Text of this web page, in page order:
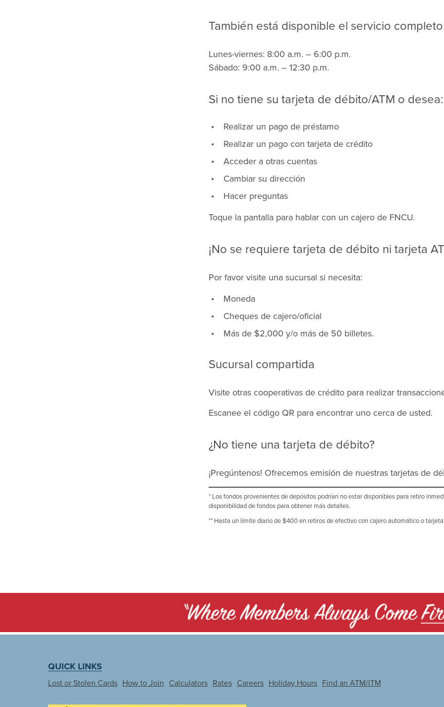
También está disponible el servicio
Lunes-viernes: 8:00 a.m. – 6:00 p.m.
Sábado: 9:00 a.m. – 12:30 p.m.
Si no tiene su tarjeta de débito/ATM o desea:
Realizar un pago de préstamo
Realizar un pago con tarjeta de crédito
Acceder a otras cuentas
Cambiar su dirección
Hacer preguntas
Toque la pantalla para hablar con un cajero de FNCU.
¡No se requiere tarjeta de débito ni tarjeta
Por favor visite una sucursal si necesita:
Moneda
Cheques de cajero/oficial
Más de $2,000 y/o más de 50 billetes.
Sucursal compartida
Visite otras cooperativas de crédito para realizar
Escanee el código QR para encontrar uno cerca de usted.
¿No tiene una tarjeta de débito?
¡Pregúntenos! Ofrecemos emisión de nuestras tarjetas de
* Los fondos provenientes de depósitos podrían no estar disponibles para retiro
disponibilidad de fondos para obtener más detalles.
** Hasta un límite diario de $400 en retiros de efectivo con cajero automático o
QUICK LINKS
Lost or Stolen Cards How to Join Calculators Rates Careers Holiday Hours Find an ATM/ITM